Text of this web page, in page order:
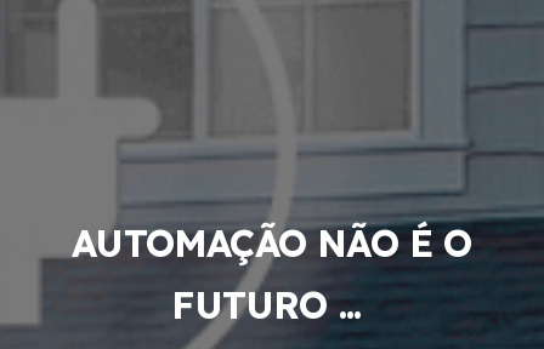
AUTOMAÇÃO NÃO É O
FUTURO ...